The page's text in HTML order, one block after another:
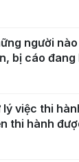
người
bị cáo đang
lý việc thi
thi hành